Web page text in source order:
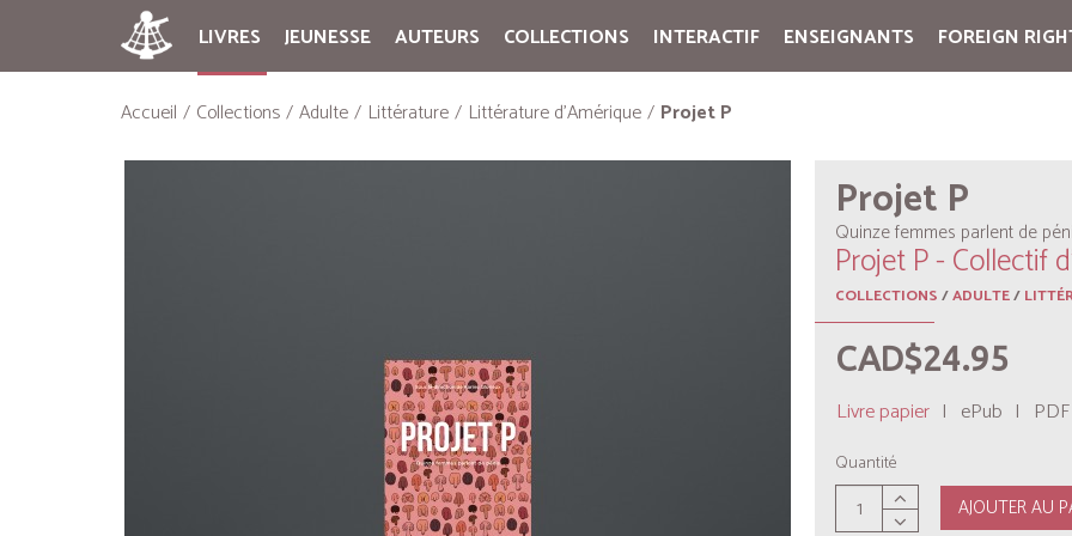
LIVRES JEUNESSE AUTEURS COLLECTIONS INTERACTIF ENSEIGNANTS FOREIGN
Accueil Collections Adulte Littérature Littérature d'Amérique Projet P
Projet P
Quinze femmes parlent de
Projet P - Collectif
COLLECTIONS/ADULTE/
CAD$24.95
Livre papier | ePub | PDF
Quantité
AJOUTER AU